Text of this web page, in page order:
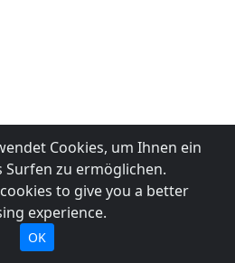
Cookies, um Ihnen ein
Surfen zu ermöglichen.
to give you a better
experience.
OK